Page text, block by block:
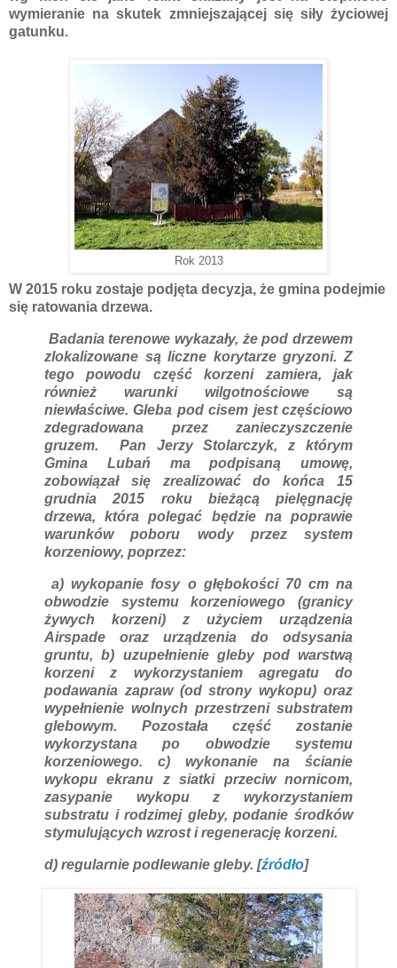
wymieranie na skutek zmniejszającej się siły życiowej
gatunku.
Rok 2013
W 2015 roku zostaje podjęta decyzja, że gmina podejmie
się ratowania drzewa.
Badania terenowe wykazały, że pod drzewem
zlokalizowane są liczne korytarze gryzoni. Z
tego powodu część korzeni zamiera, jak
również warunki wilgotnościowe są
niewłaściwe. Gleba pod cisem jest częściowo
zdegradowana przez zanieczyszczenie
gruzem. Pan Jerzy Stolarczyk, z którym
Gmina Lubań ma podpisaną umowę,
zobowiązał się zrealizować do końca 15
grudnia 2015 roku bieżącą pielęgnację
drzewa, która polegać będzie na poprawie
warunków poboru wody przez system
korzeniowy, poprzez:
a) wykopanie fosy o głębokości 70 cm na
obwodzie systemu korzeniowego (granicy
żywych korzeni) z użyciem urządzenia
Airspade oraz urządzenia do odsysania
gruntu, b) uzupełnienie gleby pod warstwą
korzeni z wykorzystaniem agregatu do
podawania zapraw (od strony wykopu) oraz
wypełnienie wolnych przestrzeni substratem
glebowym. Pozostała część zostanie
wykorzystana po obwodzie systemu
korzeniowego. c) wykonanie na ścianie
wykopu ekranu z siatki przeciw nornicom,
zasypanie wykopu z wykorzystaniem
substratu i rodzimej gleby, podanie środków
stymulujących wzrost i regenerację korzeni.
d) regularnie podlewanie gleby. [źródło]